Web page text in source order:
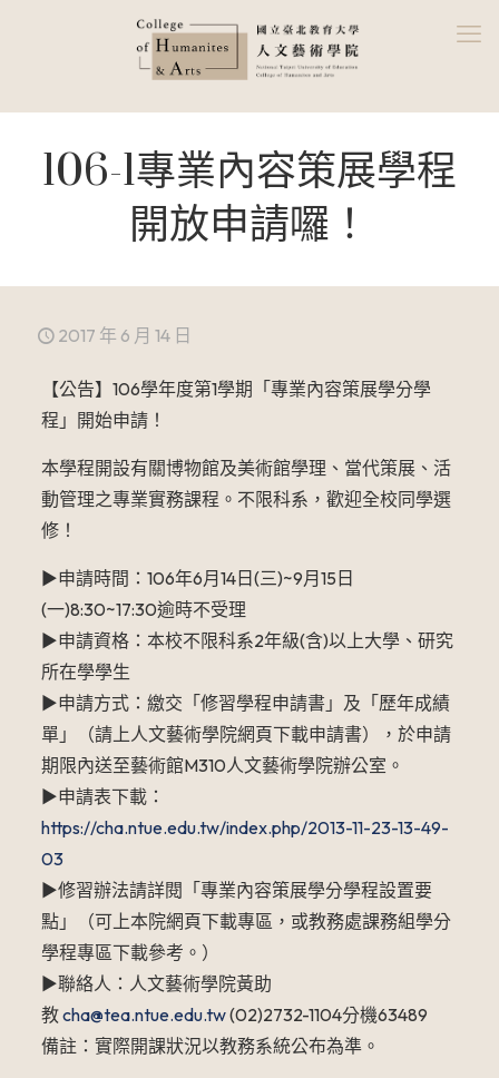
106-1專業內容策展學程
開放申請囉！
2017 年 6 月 14 日
【公告】106學年度第1學期「專業內容策展學分學
程」開始申請！
本學程開設有關博物館及美術館學理、當代策展、活
動管理之專業實務課程。不限科系，歡迎全校同學選
修！
►申請時間：106年6月14日(三)~9月15日
(一)8:30~17:30逾時不受理
►申請資格：本校不限科系2年級(含)以上大學、研究
所在學學生
►申請方式：繳交「修習學程申請書」及「歷年成績
單」（請上人文藝術學院網頁下載申請書），於申請
期限內送至藝術館M310人文藝術學院辦公室。
►申請表下載：
https://cha.ntue.edu.tw/index.php/2013-11-23-13-49-
03
►修習辦法請詳閱「專業內容策展學分學程設置要
點」（可上本院網頁下載專區，或教務處課務組學分
學程專區下載參考。）
►聯絡人：人文藝術學院黃助
教cha@tea.ntue.edu.tw(02)2732-1104分機63489
備註：實際開課狀況以教務系統公布為準。